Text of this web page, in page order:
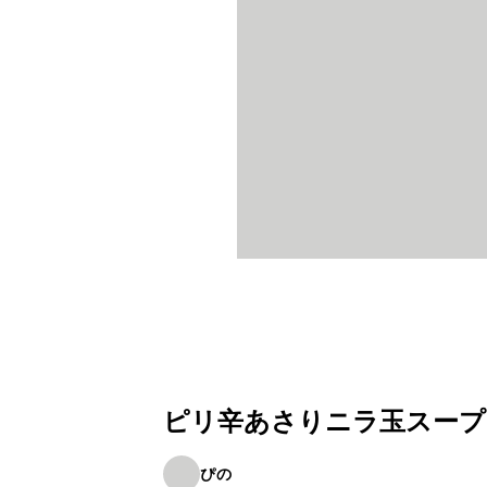
ピリ辛あさりニラ玉スープ
ぴの